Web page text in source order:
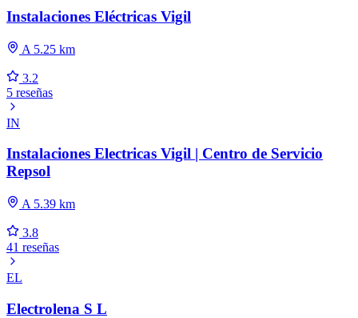
Instalaciones Eléctricas Vigil
A 5.25 km
3.2
5 reseñas
IN
Instalaciones Electricas Vigil | Centro de Servicio
Repsol
A 5.39 km
3.8
41 reseñas
EL
Electrolena S L